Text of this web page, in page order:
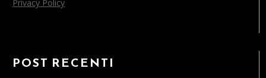
Privacy Policy
POST RECENTI